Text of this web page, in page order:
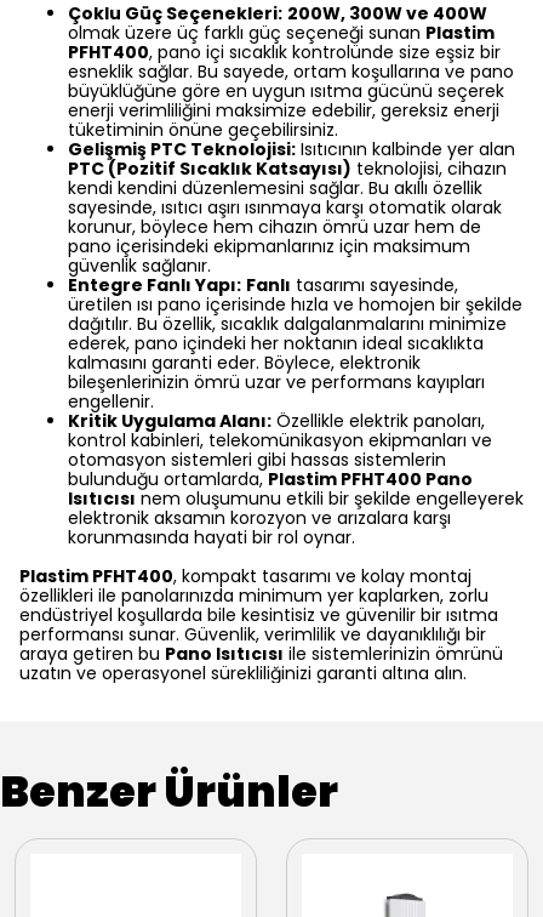
Çoklu Güç Seçenekleri: 200W, 300W ve 400W
olmak üzere üç farklı güç seçeneği sunan Plastim
PFHT400, pano içi sıcaklık kontrolünde size eşsiz bir
esneklik sağlar. Bu sayede, ortam koşullarına ve pano
büyüklüğüne göre en uygun ısıtma gücünü seçerek
enerji verimliliğini maksimize edebilir, gereksiz enerji
tüketiminin önüne geçebilirsiniz.
Gelişmiş PTC Teknolojisi: Isıtıcının kalbinde yer alan
PTC (Pozitif Sıcaklık Katsayısı) teknolojisi, cihazın
kendi kendini düzenlemesini sağlar. Bu akıllı özellik
sayesinde, ısıtıcı aşırı ısınmaya karşı otomatik olarak
korunur, böylece hem cihazın ömrü uzar hem de
pano içerisindeki ekipmanlarınız için maksimum
güvenlik sağlanır.
Entegre Fanlı Yapı: Fanlı tasarımı sayesinde,
üretilen ısı pano içerisinde hızla ve homojen bir şekilde
dağıtılır. Bu özellik, sıcaklık dalgalanmalarını minimize
ederek, pano içindeki her noktanın ideal sıcaklıkta
kalmasını garanti eder. Böylece, elektronik
bileşenlerinizin ömrü uzar ve performans kayıpları
engellenir.
Kritik Uygulama Alanı: Özellikle elektrik panoları,
kontrol kabinleri, telekomünikasyon ekipmanları ve
otomasyon sistemleri gibi hassas sistemlerin
bulunduğu ortamlarda, Plastim PFHT400 Pano
Isıtıcısı nem oluşumunu etkili bir şekilde engelleyerek
elektronik aksamın korozyon ve arızalara karşı
korunmasında hayati bir rol oynar.
Plastim PFHT400, kompakt tasarımı ve kolay montaj
özellikleri ile panolarınızda minimum yer kaplarken, zorlu
endüstriyel koşullarda bile kesintisiz ve güvenilir bir ısıtma
performansı sunar. Güvenlik, verimlilik ve dayanıklılığı bir
araya getiren bu Pano Isıtıcısı ile sistemlerinizin ömrünü
uzatın ve operasyonel sürekliliğinizi garanti altına alın.
Benzer Ürünler